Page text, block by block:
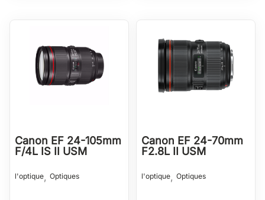
Canon EF 24-105mm
F/4L IS II USM
l'optique, Optiques
Canon EF 24-70mm
F2.8L II USM
l'optique, Optiques